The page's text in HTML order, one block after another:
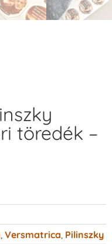
töredék –
Versmatrica Pilinszky